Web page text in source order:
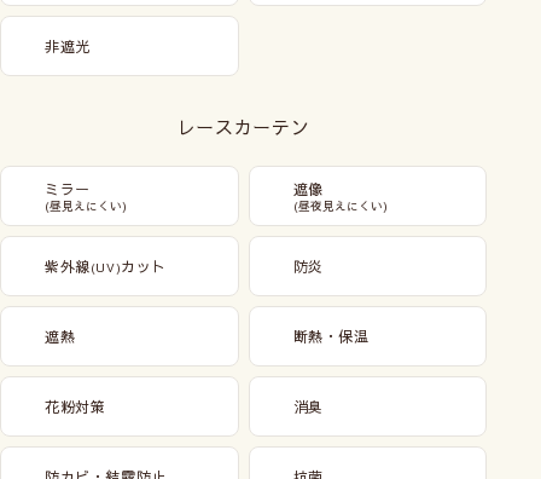
非遮光
レースカーテン
ミラー
(昼見えにくい)
遮像
(昼夜見えにくい)
紫外線(UV)カット 防炎
遮熱 断熱・保温
花粉対策 消臭